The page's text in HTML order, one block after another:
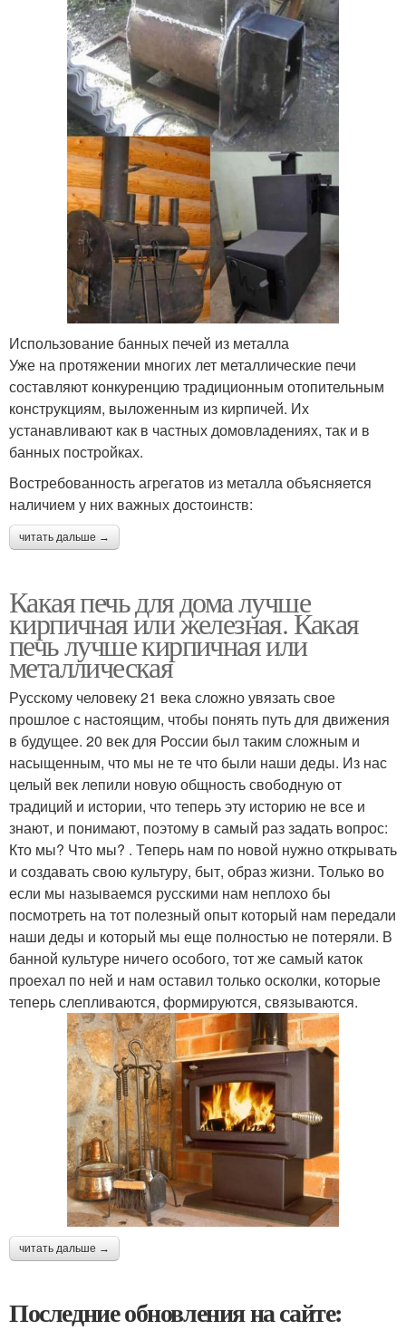
Использование банных печей из металла
Уже на протяжении многих лет металлические печи
составляют конкуренцию традиционным отопительным
конструкциям, выложенным из кирпичей. Их
устанавливают как в частных домовладениях, так и в
банных постройках.
Востребованность агрегатов из металла объясняется
наличием у них важных достоинств:
читать дальше →
Какая печь для дома лучше
кирпичная или железная. Какая
печь лучше кирпичная или
металлическая
Русскому человеку 21 века сложно увязать свое
прошлое с настоящим, чтобы понять путь для движения
в будущее. 20 век для России был таким сложным и
насыщенным, что мы не те что были наши деды. Из нас
целый век лепили новую общность свободную от
традиций и истории, что теперь эту историю не все и
знают, и понимают, поэтому в самый раз задать вопрос:
Кто мы? Что мы? . Теперь нам по новой нужно открывать
и создавать свою культуру, быт, образ жизни. Только во
если мы называемся русскими нам неплохо бы
посмотреть на тот полезный опыт который нам передали
наши деды и который мы еще полностью не потеряли. В
банной культуре ничего особого, тот же самый каток
проехал по ней и нам оставил только осколки, которые
теперь слепливаются, формируются, связываются.
читать дальше →
Последние обновления на сайте: